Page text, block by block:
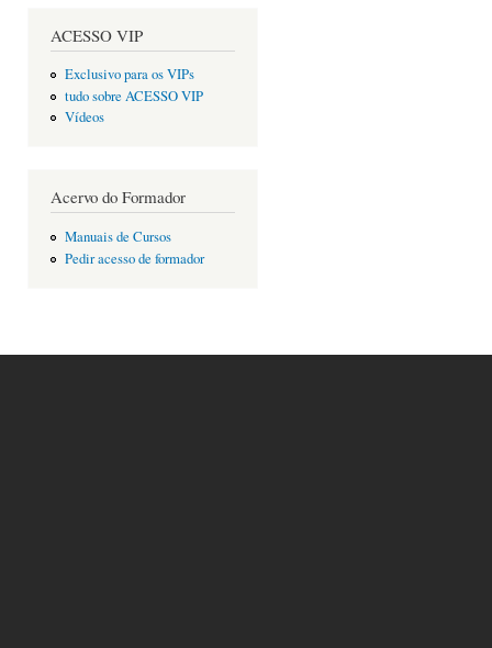
ACESSO VIP
Exclusivo para os VIPs
tudo sobre ACESSO VIP
Vídeos
Acervo do Formador
Manuais de Cursos
Pedir acesso de formador